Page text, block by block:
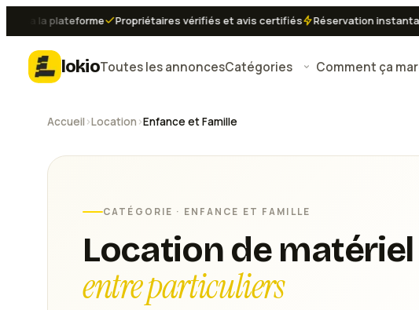
Propriétaires vérifiés et avis certifiés Réservation instantanée
lokioToutes les annoncesCatégories Comment ça
Accueil ›Location ›Enfance et Famille
CATÉGORIE · ENFANCE ET FAMILLE
Location de
entre particuliers